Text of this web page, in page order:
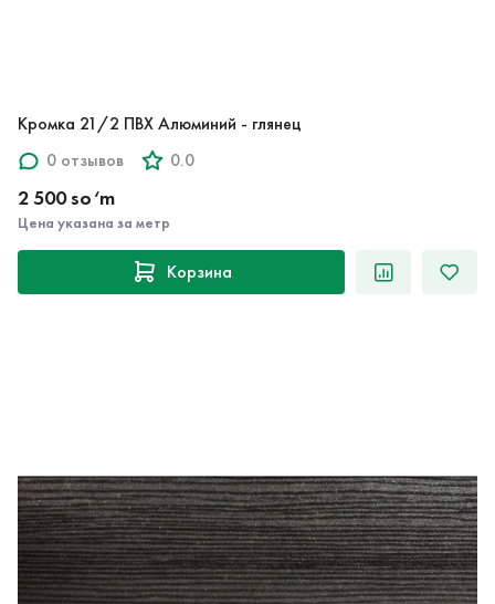
Кромка 21/2 ПВХ Алюминий - глянец
0 отзывов
0.0
2 500 so‘m
Цена указана за метр
Корзина